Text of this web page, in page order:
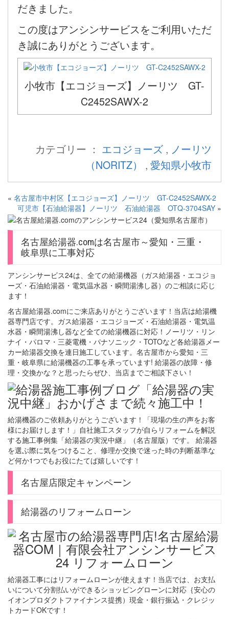
だきました。
この度はアンシンサービスをご利用いただ
き誠にありがとうございます。
小牧市【エコジョーズ】ノーリツ GT-
C2452SAWX-2
カテゴリー ： エコジョーズ , ノーリツ
（NORITZ）
, 愛知県小牧市
« 名古屋市中村区【エコジョーズ】ノーリツ GT-C2452SAWX-2
可児市【石油給湯器】ノーリツ 石油給湯器 OTQ-3704SAY »
名古屋給湯器.comは名古屋市～愛知・三重・
岐阜県に工事対応
アンシンサービス24は、全ての給湯機器（ガス給湯器・エコジョ
ーズ・石油給湯器・電気温水器・瞬間湯沸し器）のご相談に応じ
ます！
名古屋給湯器.comにご来店ありがとうございます！当店は給湯機
器専門店です。ガス給湯器・エコジョーズ・石油給湯器・電気温
水器・瞬間湯沸し器など全ての給湯機器に対応！ノーリツ・リン
ナイ・パロマ・三菱電機・パナソニック・TOTOなど各給湯器メー
カー給湯器交換を連日施工しています。名古屋市から愛知・三
重・岐阜県に給湯機器の工事を承っています! 給湯器の故障・修
理・交換かな？と思ったらぜひ、当店までご相談下さい！
給湯機器のご依頼ありがとうございます！「現場の生の声をお客
様にお届けします！」自社施工スタッフが自らリフォームを解説
する施工事例集「給湯器の実況中継」（名古屋版）です。 給湯器
を選ぶ際に気をつけること、修理か交換で迷った時の判断基準な
ど何か1つでもお役にたてば嬉しいです！
名古屋店限定キャンペーン
給湯器のリフォームローン
給湯器工事にはリフォームローンが使えます！当店では、お支払
いについて分割払いができるショッピングローンに対応｛安心の
イオンプロダクトファイナンス提携）現金・銀行振込・クレジッ
トカードOKです！